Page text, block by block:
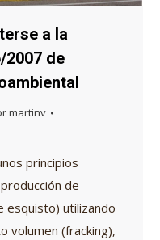
a la
2007 de
martinv
principios
de
esquisto) utilizando
volumen (fracking),